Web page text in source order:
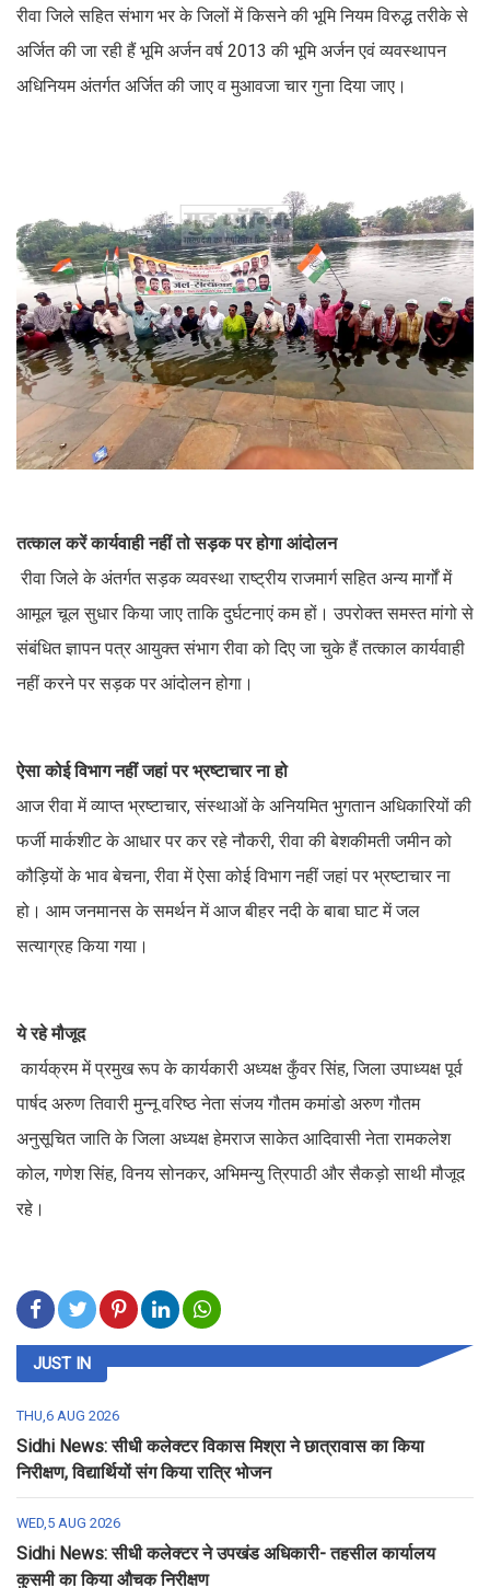
रीवा जिले सहित संभाग भर के जिलों में किसने की भूमि नियम विरुद्ध तरीके से
अर्जित की जा रही हैं भूमि अर्जन वर्ष 2013 की भूमि अर्जन एवं व्यवस्थापन
अधिनियम अंतर्गत अर्जित की जाए व मुआवजा चार गुना दिया जाए।
तत्काल करें कार्यवाही नहीं तो सड़क पर होगा आंदोलन
रीवा जिले के अंतर्गत सड़क व्यवस्था राष्ट्रीय राजमार्ग सहित अन्य मार्गों में
आमूल चूल सुधार किया जाए ताकि दुर्घटनाएं कम हों। उपरोक्त समस्त मांगो से
संबंधित ज्ञापन पत्र आयुक्त संभाग रीवा को दिए जा चुके हैं तत्काल कार्यवाही
नहीं करने पर सड़क पर आंदोलन होगा।
ऐसा कोई विभाग नहीं जहां पर भ्रष्टाचार ना हो
आज रीवा में व्याप्त भ्रष्टाचार, संस्थाओं के अनियमित भुगतान अधिकारियों की
फर्जी मार्कशीट के आधार पर कर रहे नौकरी, रीवा की बेशकीमती जमीन को
कौड़ियों के भाव बेचना, रीवा में ऐसा कोई विभाग नहीं जहां पर भ्रष्टाचार ना
हो। आम जनमानस के समर्थन में आज बीहर नदी के बाबा घाट में जल
सत्याग्रह किया गया।
ये रहे मौजूद
कार्यक्रम में प्रमुख रूप के कार्यकारी अध्यक्ष कुँवर सिंह, जिला उपाध्यक्ष पूर्व
पार्षद अरुण तिवारी मुन्नू वरिष्ठ नेता संजय गौतम कमांडो अरुण गौतम
अनुसूचित जाति के जिला अध्यक्ष हेमराज साकेत आदिवासी नेता रामकलेश
कोल, गणेश सिंह, विनय सोनकर, अभिमन्यु त्रिपाठी और सैकड़ो साथी मौजूद
रहे।
JUST IN
THU,6 AUG 2026
Sidhi News: सीधी कलेक्टर विकास मिश्रा ने छात्रावास का किया
निरीक्षण, विद्यार्थियों संग किया रात्रि भोजन
WED,5 AUG 2026
Sidhi News: सीधी कलेक्टर ने उपखंड अधिकारी- तहसील कार्यालय
कुसमी का किया औचक निरीक्षण